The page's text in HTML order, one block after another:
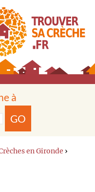
à
GO
en Gironde ›